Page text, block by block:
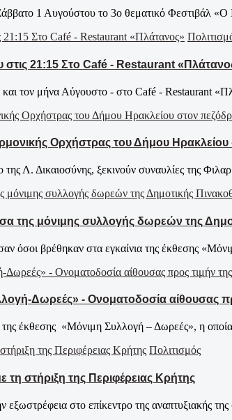
1 Αυγούστου το 3ο θεματικό Φεστιβάλ
21:15 Στο Café - Restaurant
τον μήνα Αύγουστο - στο Café - Restaurant
Ορχήστρας του Δήμου
Λ. Δικαιοσύνης, ξεκινούν συναυλίες της
της μόνιμης συλλογής δωρεών της
όσοι βρέθηκαν στα εγκαίνια της έκθεσης
Δωρεές» - Ονοματοδοσία αίθουσας
έκθεσης «Μόνιμη Συλλογή – Δωρεές», η
Πολιτισμός
τη στήριξη της Περιφέρειας Κρήτης
στο επίκεντρο της αναπτυξιακής της